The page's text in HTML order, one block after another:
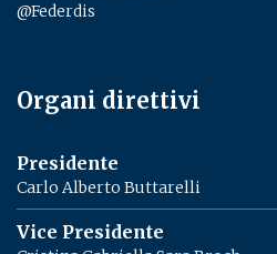
@Federdis
Organi direttivi
Presidente
Carlo Alberto Buttarelli
Vice Presidente